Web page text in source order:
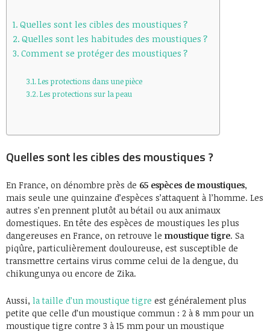
Quelles sont les cibles des moustiques ?
Quelles sont les habitudes des moustiques ?
Comment se protéger des moustiques ?
Les protections dans une pièce
Les protections sur la peau
Quelles sont les cibles des moustiques ?
En France, on dénombre près de 65 espèces de moustiques,
mais seule une quinzaine d’espèces s’attaquent à l’homme. Les
autres s’en prennent plutôt au bétail ou aux animaux
domestiques. En tête des espèces de moustiques les plus
dangereuses en France, on retrouve le moustique tigre. Sa
piqûre, particulièrement douloureuse, est susceptible de
transmettre certains virus comme celui de la dengue, du
chikungunya ou encore de Zika.
Aussi, la taille d’un moustique tigre est généralement plus
petite que celle d’un moustique commun : 2 à 8 mm pour un
moustique tigre contre 3 à 15 mm pour un moustique